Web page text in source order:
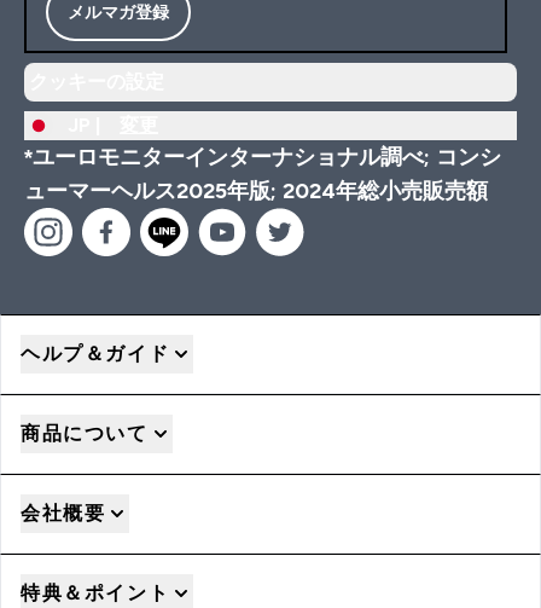
メルマガ登録
*ユーロモニターインターナショナル調べ; コンシ
ューマーヘルス2025年版; 2024年総小売販売額
ヘルプ＆ガイド
商品について
会社概要
特典＆ポイント